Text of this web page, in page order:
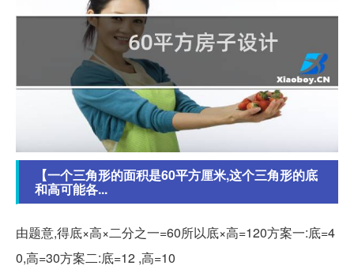
【一个三角形的面积是60平方厘米,这个三角形的底
和高可能各...
由题意,得底×高×二分之一=60所以底×高=120方案一:底=4
0,高=30方案二:底=12 ,高=10